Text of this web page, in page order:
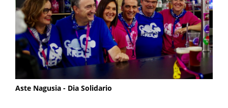
Aste Nagusia - Dia Solidario